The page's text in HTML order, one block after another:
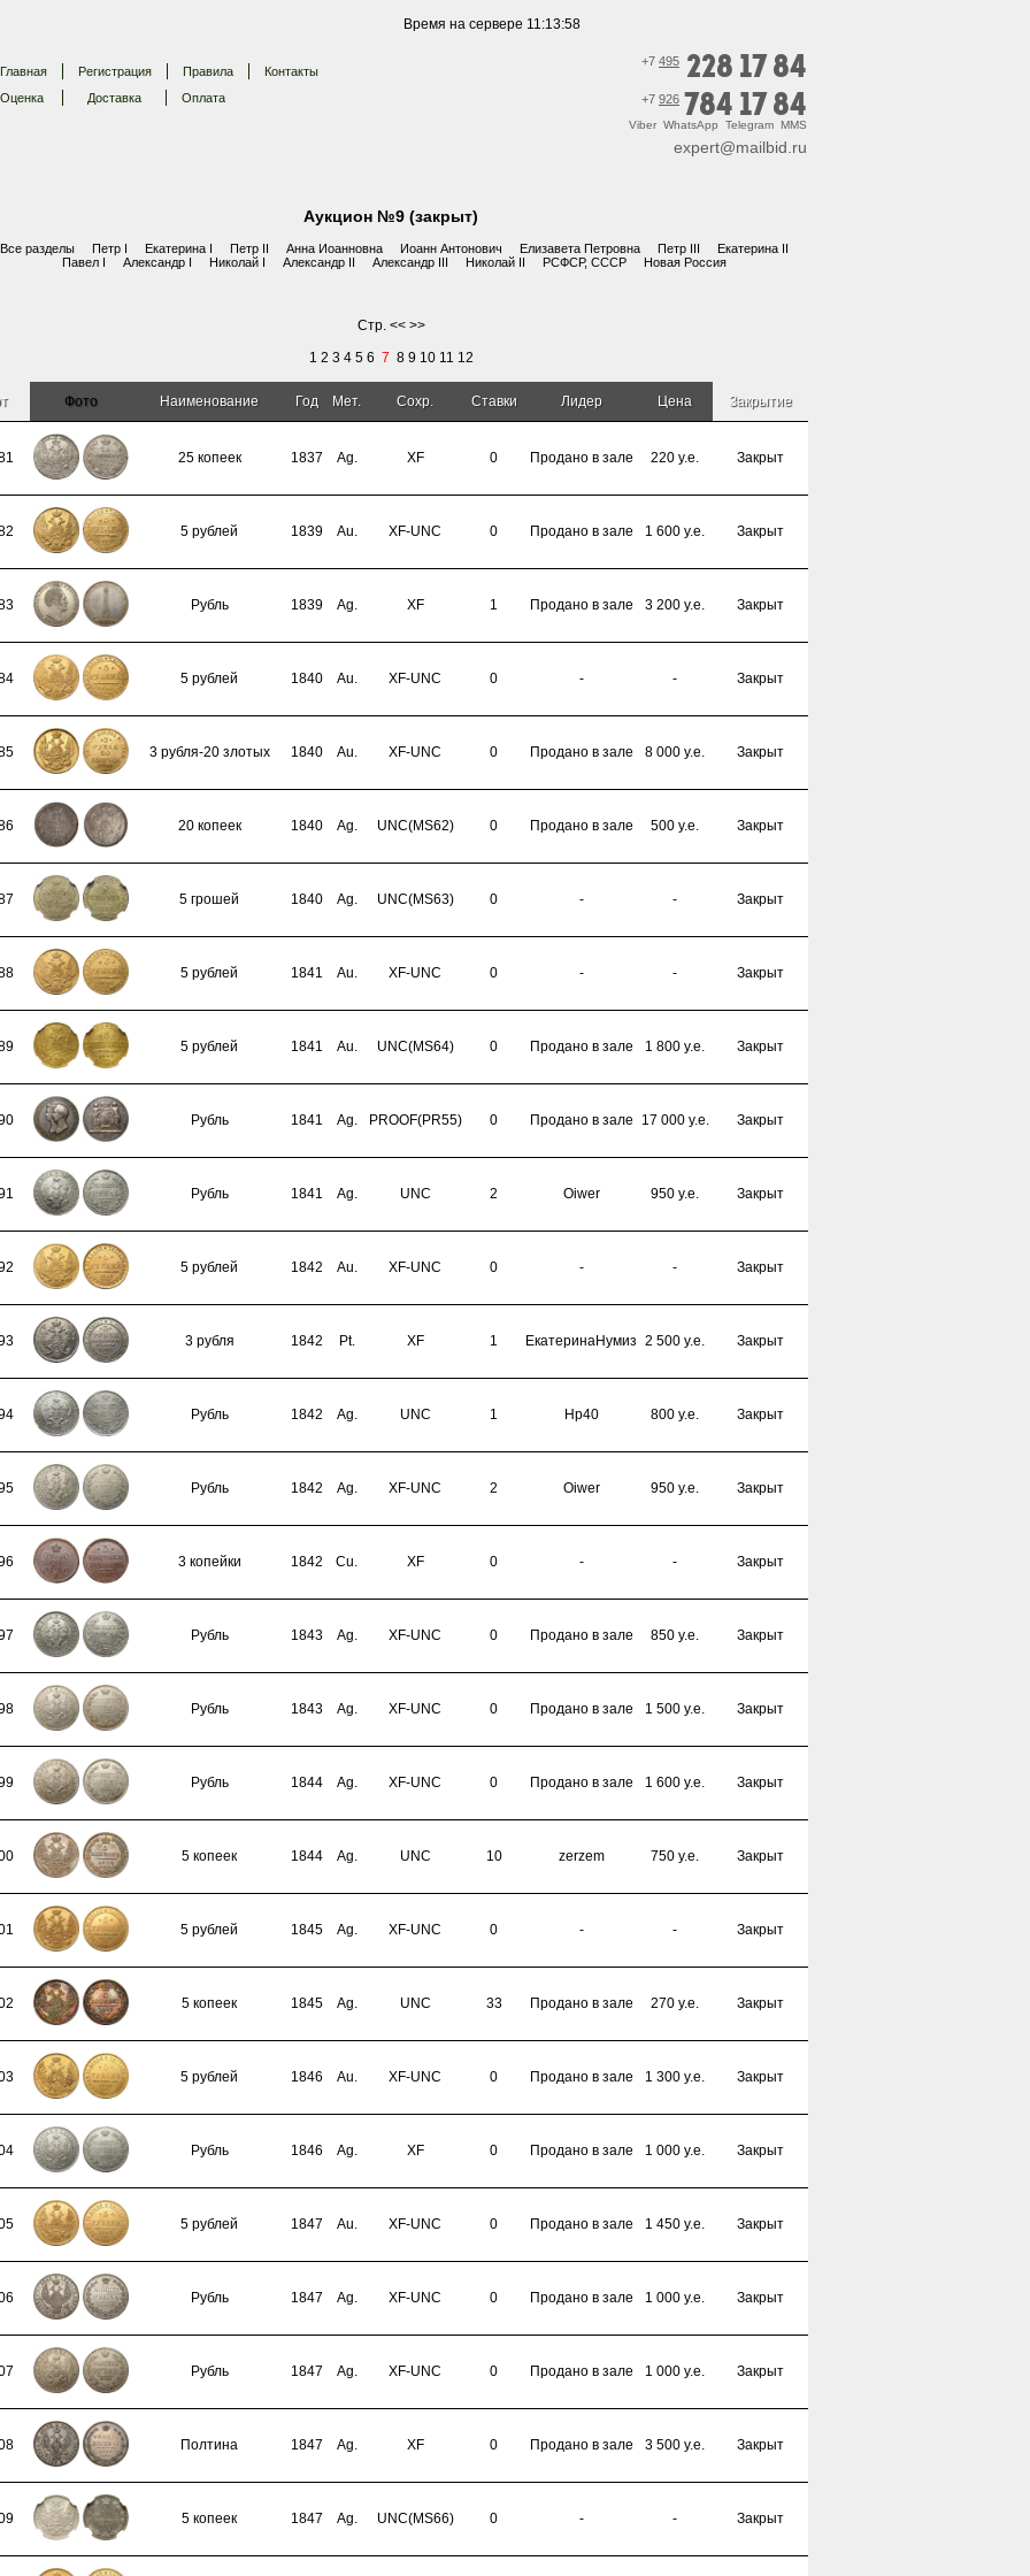
Главная Регистрация Правила
Контакты
Оценка
Доставка Оплата
Время на сервере 11:13:59
+7 495 228 17 84
+7 926 784 17 84
Viber WhatsApp Telegram MMS
expert@mailbid.ru
Аукцион №9 (закрыт)
Все разделы Петр I Екатерина I Петр II Анна Иоанновна Иоанн Антонович Елизавета Петровна Петр III
Екатерина II
Павел I
Александр I Николай I Александр II Александр III Николай II РСФСР, СССР Новая Россия
Стр. << >>
1 2 3 4 5 6 7 8 9 10 11 12
Фото Наименование Год Мет. Сохр. Ставки Лидер Цена Закрытие
25 копеек 1837 Ag. XF 0 Продано в зале 220 y.e. Закрыт
5 рублей 1839 Au. XF-UNC 0 Продано в зале 1 600 y.e. Закрыт
Рубль 1839 Ag. XF 1 Продано в зале 3 200 y.e. Закрыт
5 рублей 1840 Au. XF-UNC 0 - - Закрыт
3 рубля-20 злотых 1840 Au. XF-UNC 0 Продано в зале 8 000 y.e. Закрыт
20 копеек 1840 Ag. UNC(MS62) 0 Продано в зале 500 y.e. Закрыт
5 грошей 1840 Ag. UNC(MS63) 0 - - Закрыт
5 рублей 1841 Au. XF-UNC 0 - - Закрыт
5 рублей 1841 Au. UNC(MS64) 0 Продано в зале 1 800 y.e. Закрыт
Рубль 1841 Ag. PROOF(PR55) 0 Продано в зале 17 000 y.e. Закрыт
Рубль 1841 Ag. UNC 2 Oiwer 950 y.e. Закрыт
5 рублей 1842 Au. XF-UNC 0 - - Закрыт
3 рубля 1842 Pt. XF 1 ЕкатеринаНумиз 2 500 y.e. Закрыт
Рубль 1842 Ag. UNC 1 Hp40 800 y.e. Закрыт
Рубль 1842 Ag. XF-UNC 2 Oiwer 950 y.e. Закрыт
3 копейки 1842 Cu. XF 0 - - Закрыт
Рубль 1843 Ag. XF-UNC 0 Продано в зале 850 y.e. Закрыт
Рубль 1843 Ag. XF-UNC 0 Продано в зале 1 500 y.e. Закрыт
Рубль 1844 Ag. XF-UNC 0 Продано в зале 1 600 y.e. Закрыт
5 копеек 1844 Ag. UNC 10 zerzem 750 y.e. Закрыт
5 рублей 1845 Ag. XF-UNC 0 - - Закрыт
5 копеек 1845 Ag. UNC 33 Продано в зале 270 y.e. Закрыт
5 рублей 1846 Au. XF-UNC 0 Продано в зале 1 300 y.e. Закрыт
Рубль 1846 Ag. XF 0 Продано в зале 1 000 y.e. Закрыт
5 рублей 1847 Au. XF-UNC 0 Продано в зале 1 450 y.e. Закрыт
Рубль 1847 Ag. XF-UNC 0 Продано в зале 1 000 y.e. Закрыт
Рубль 1847 Ag. XF-UNC 0 Продано в зале 1 000 y.e. Закрыт
Полтина 1847 Ag. XF 0 Продано в зале 3 500 y.e. Закрыт
5 копеек 1847 Ag. UNC(MS66) 0 - - Закрыт